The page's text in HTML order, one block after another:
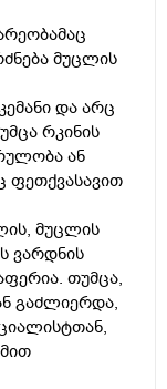
მუცლის
და არც
რკინის
ან
ფეთქვასავით
მუცლის
ვარდნის
თუმცა,
გაძლიერდა,